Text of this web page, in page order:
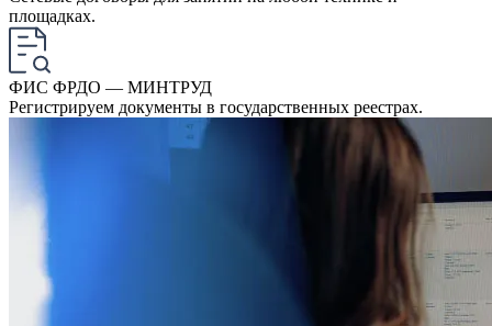
площадках.
ФИС ФРДО — МИНТРУД
Регистрируем документы в государственных реестрах.